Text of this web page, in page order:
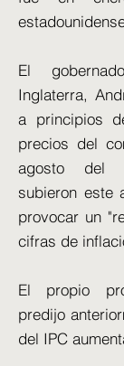
El
Inglaterra,
a principios
precios del
agosto del
subieron este
provocar un
cifras de
El propio
predijo
del IPC